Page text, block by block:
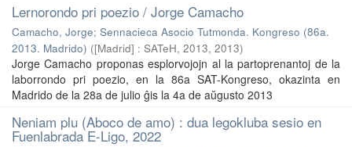
Lernorondo pri poezio / Jorge Camacho
Camacho, Jorge; Sennacieca Asocio Tutmonda. Kongreso (86a.
2013. Madrido) ([Madrid] : SATeH, 2013, 2013)
Jorge Camacho proponas esplorvojojn al la partoprenantoj de la
laborrondo pri poezio, en la 86a SAT-Kongreso, okazinta en
Madrido de la 28a de julio ĝis la 4a de aŭgusto 2013
Neniam plu (Aboco de amo) : dua legokluba sesio en
Fuenlabrada E-Ligo, 2022